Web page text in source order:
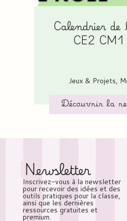
Calendrier de
CE2
Jeux & Projets,
Découvrir la
Newsletter
Inscrivez-vous à la newsletter
pour recevoir des idées et des
outils pratiques pour la classe,
ainsi que les dernières
ressources gratuites et
premium.